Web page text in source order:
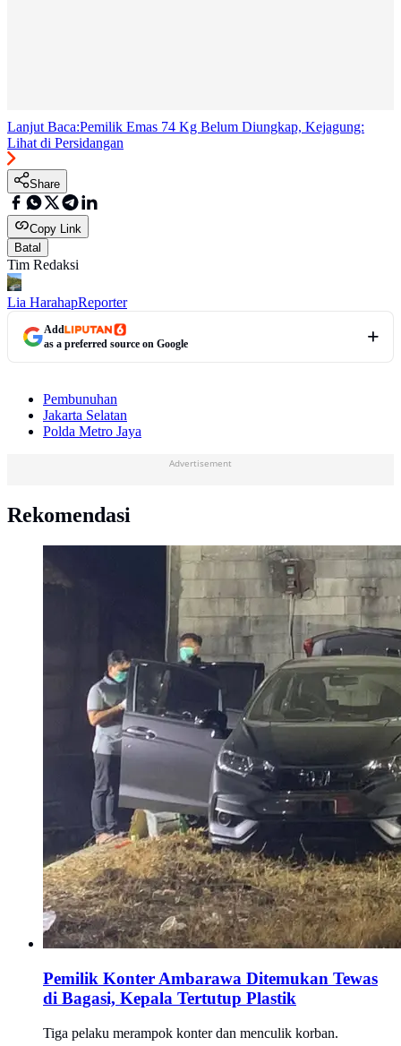
Lanjut Baca:Pemilik Emas 74 Kg Belum Diungkap, Kejagung:
Lihat di Persidangan
Share
Copy Link
Batal
Tim Redaksi
Lia HarahapReporter
Add
as a preferred source on Google
Pembunuhan
Jakarta Selatan
Polda Metro Jaya
Advertisement
Rekomendasi
Pemilik Konter Ambarawa Ditemukan Tewas
di Bagasi, Kepala Tertutup Plastik
Tiga pelaku merampok konter dan menculik korban.